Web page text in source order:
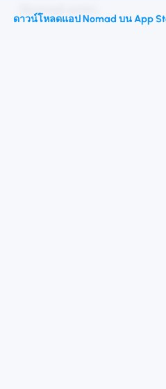
Nomad esim
ดาวน์โหลดแอป Nomad บน App